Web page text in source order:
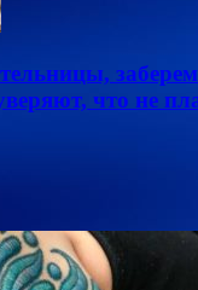
что не